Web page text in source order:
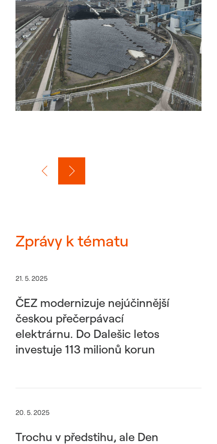
Zprávy k tématu
21. 5. 2025
ČEZ modernizuje nejúčinnější
českou přečerpávací
elektrárnu. Do Dalešic letos
investuje 113 milionů korun
20. 5. 2025
Trochu v předstihu, ale Den